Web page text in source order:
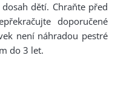
dětí. Chraňte před
doporučené
není náhradou pestré
do 3 let.